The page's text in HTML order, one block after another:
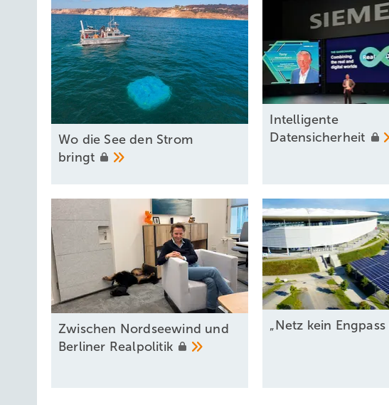
Wo die See den Strom
bringt
Intel ligente
Datensicherheit
Zwischen Nordseewind und
Berliner Realpolitik
„Netz kein Engpass